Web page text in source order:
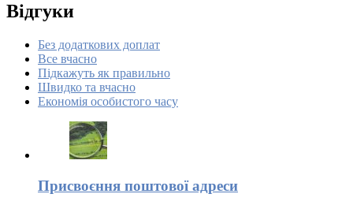
Відгуки
Без додаткових доплат
Все вчасно
Підкажуть як правильно
Швидко та вчасно
Економія особистого часу
Присвоєння поштової адреси